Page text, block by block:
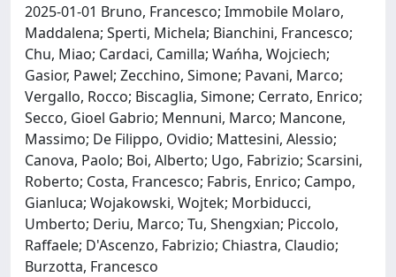
2025-01-01 Bruno, Francesco; Immobile Molaro,
Maddalena; Sperti, Michela; Bianchini, Francesco;
Chu, Miao; Cardaci, Camilla; Wańha, Wojciech;
Gasior, Pawel; Zecchino, Simone; Pavani, Marco;
Vergallo, Rocco; Biscaglia, Simone; Cerrato, Enrico;
Secco, Gioel Gabrio; Mennuni, Marco; Mancone,
Massimo; De Filippo, Ovidio; Mattesini, Alessio;
Canova, Paolo; Boi, Alberto; Ugo, Fabrizio; Scarsini,
Roberto; Costa, Francesco; Fabris, Enrico; Campo,
Gianluca; Wojakowski, Wojtek; Morbiducci,
Umberto; Deriu, Marco; Tu, Shengxian; Piccolo,
Raffaele; D'Ascenzo, Fabrizio; Chiastra, Claudio;
Burzotta, Francesco